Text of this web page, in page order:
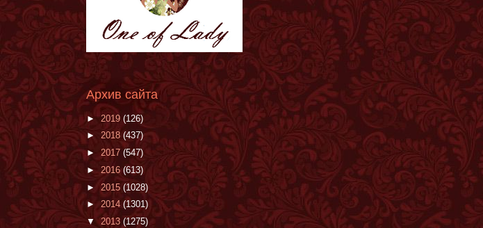
Архив сайта
►2019 (126)
► 2018 (437)
► 2017 (547)
► 2016(613)
► 2015 (1028)
► 2014 (1301)
▼2013 (1275)